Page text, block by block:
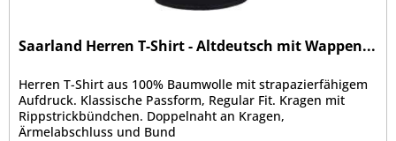
Saarland Herren T-Shirt - Altdeutsch mit Wappen...
Herren T-Shirt aus 100% Baumwolle mit strapazierfähigem
Aufdruck. Klassische Passform, Regular Fit. Kragen mit
Rippstrickbündchen. Doppelnaht an Kragen,
Ärmelabschluss und Bund